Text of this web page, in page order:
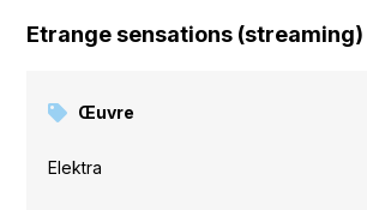
Etrange sensations (streaming)
Œuvre
Elektra